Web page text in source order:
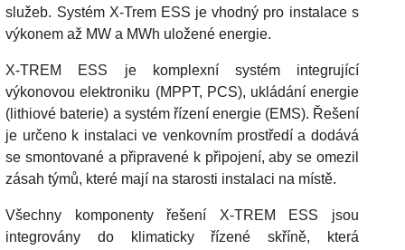
služeb. Systém X-Trem ESS je vhodný pro instalace s
výkonem až MW a MWh uložené energie.
X-TREM ESS je komplexní systém integrující
výkonovou elektroniku (MPPT, PCS), ukládání energie
(lithiové baterie) a systém řízení energie (EMS). Řešení
je určeno k instalaci ve venkovním prostředí a dodává
se smontované a připravené k připojení, aby se omezil
zásah týmů, které mají na starosti instalaci na místě.
Všechny komponenty řešení X-TREM ESS jsou
integrovány do klimaticky řízené skříně, která